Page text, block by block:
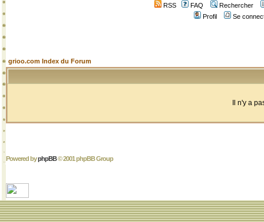
RSS FAQ
Rechercher
Profil
Se
grioo.com Index du Forum
Il n'y a
Powered byphpBB© 2001 phpBB Group